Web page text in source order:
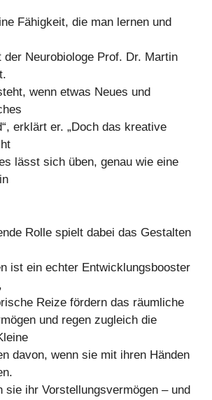
Fähigkeit, die man lernen und
der Neurobiologe Prof. Dr. Martin
wenn etwas Neues und
erklärt er. „Doch das kreative
lässt sich üben, genau wie eine
Rolle spielt dabei das Gestalten
ist ein echter Entwicklungsbooster
Reize fördern das räumliche
und regen zugleich die
davon, wenn sie mit ihren Händen
sie ihr Vorstellungsvermögen – und